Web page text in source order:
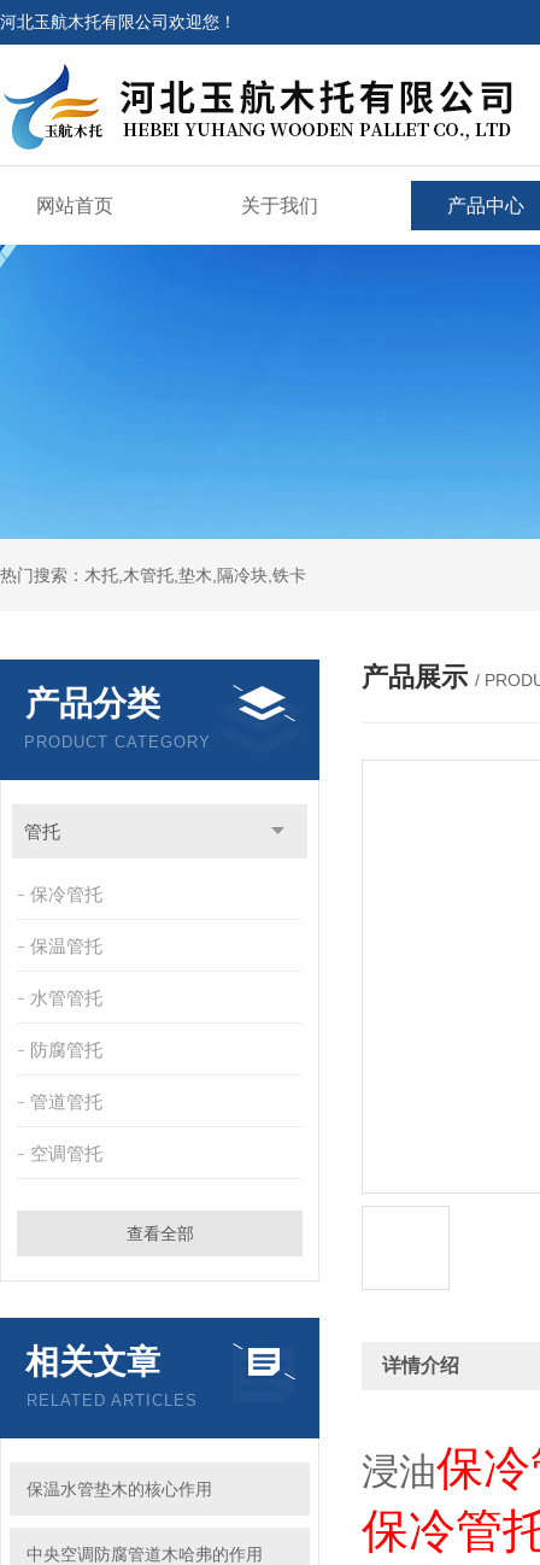
河北玉航木托有限公司欢迎您！
网站首页 关于我们 产品中心
热门搜索：木托,木管托,垫木,隔冷块,铁卡
产品分类
PRODUCT CATEGORY
管托
保冷管托
保温管托
水管管托
防腐管托
管道管托
空调管托
查看全部
相关文章
RELATED ARTICLES
保温水管垫木的核心作用
中央空调防腐管道木哈弗的作用
产品展示 /
详情介绍
浸油保
保冷管